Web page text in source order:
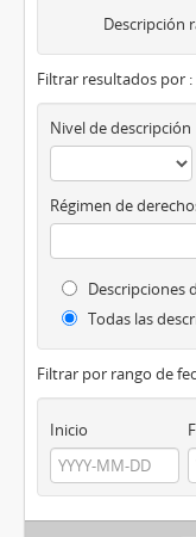
Descripción
Filtrar resultados por :
Nivel de descripción
Descripciones
Todas las
Filtrar por rango de
Inicio